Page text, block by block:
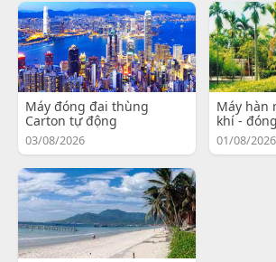
Máy đóng đai thùng
Carton tự động
03/08/2026
Máy hàn
khí -
01/08/2026